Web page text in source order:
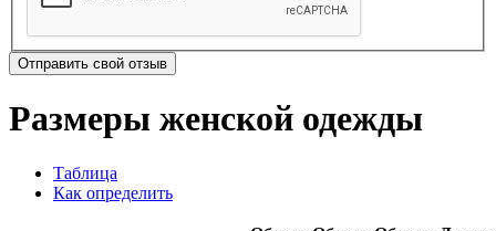
Отправить свой отзыв
Размеры женской одежды
Таблица
Как определить